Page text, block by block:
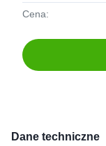
Cena:
Dane techniczne